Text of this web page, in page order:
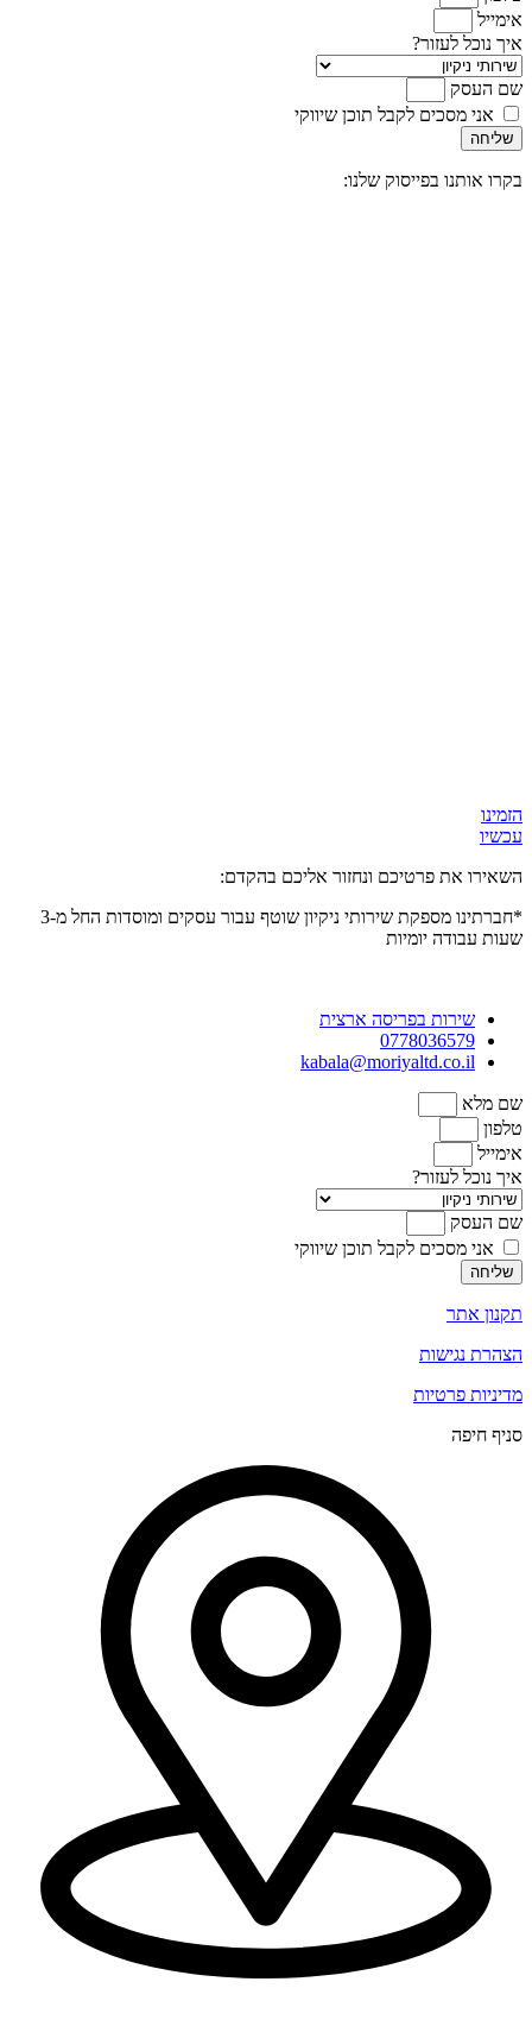
אימייל
איך נוכל לעזור?
שם העסק
אני מסכים לקבל תוכן שיווקי
שליחה
בקרו אותנו בפייסוק שלנו:
הזמינו
עכשיו
השאירו את פרטיכם ונחזור אליכם בהקדם:
*חברתינו מספקת שירותי ניקיון שוטף עבור עסקים ומוסדות
החל מ-3
שעות עבודה יומיות
שירות בפריסה ארצית
0778036579
kabala@moriyaltd.co.il
שם מלא
טלפון
אימייל
איך נוכל לעזור?
שם העסק
אני מסכים לקבל תוכן שיווקי
שליחה
תקנון אתר
הצהרת נגישות
מדיניות פרטיות
סניף חיפה